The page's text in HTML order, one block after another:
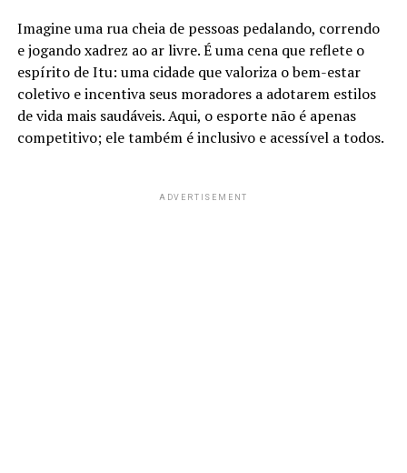
Imagine uma rua cheia de pessoas pedalando, correndo
e jogando xadrez ao ar livre. É uma cena que reflete o
espírito de Itu: uma cidade que valoriza o bem-estar
coletivo e incentiva seus moradores a adotarem estilos
de vida mais saudáveis. Aqui, o esporte não é apenas
competitivo; ele também é inclusivo e acessível a todos.
ADVERTISEMENT